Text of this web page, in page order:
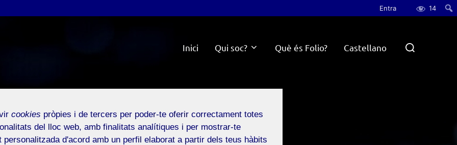
Entra
14
Inici Qui soc? Què és Folio? Castellano
Search
cookies pròpies i de tercers per poder-te oferir correctament totes
del lloc web, amb finalitats analítiques i per mostrar-te
personalitzada d'acord amb un perfil elaborat a partir dels teus hàbits